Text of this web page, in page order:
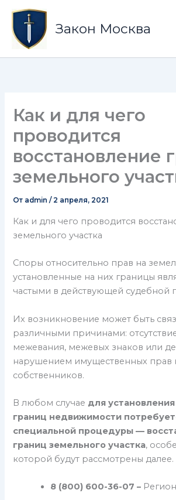
Перейти
содержимомуЗакон Москва
Как и для чего
проводится
восстановление
земельного
От admin/ 2 апреля, 2021
Как и для чего проводится
земельного участка
Споры относительно прав на
установленные на них границы
частыми в действующей судебной
Их возникновение может быть
различными причинами:
межевания, межевых знаков или
нарушением имущественных прав
собственников.
В любом случае для
границ недвижимости
специальной процедуры —
границ земельного участка,
которой будут рассмотрены далее.
8 (800) 600-36-07 –